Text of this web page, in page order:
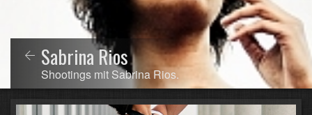
Sabrina Rios
Shootings mit Sabrina Rios.